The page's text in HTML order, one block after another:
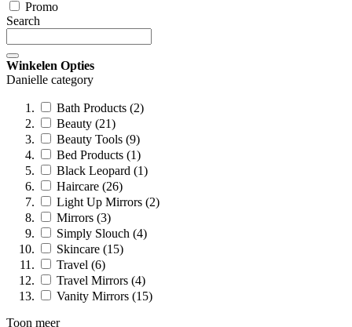
Promo
Search
Winkelen Opties
Danielle category
Bath Products (2)
Beauty (21)
Beauty Tools (9)
Bed Products (1)
Black Leopard (1)
Haircare (26)
Light Up Mirrors (2)
Mirrors (3)
Simply Slouch (4)
Skincare (15)
Travel (6)
Travel Mirrors (4)
Vanity Mirrors (15)
Toon meer